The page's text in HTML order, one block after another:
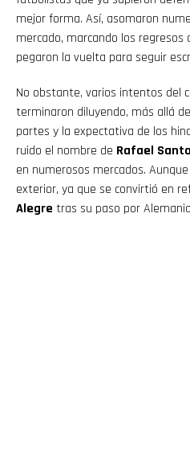
mejor forma. Así, asomaron
mercado, marcando los regresos
pegaron la vuelta para seguir
No obstante, varios intentos del
terminaron diluyendo, más allá
partes y la expectativa de los
ruido el nombre de Rafael
en numerosos mercados.
exterior, ya que se convirtió en
Alegre tras su paso por